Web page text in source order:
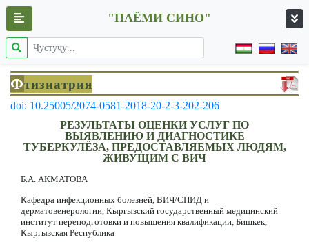
"ПАЁМИ СИНО"
Фтизиатрия
doi: 10.25005/2074-0581-2018-20-2-3-202-206
РЕЗУЛЬТАТЫ ОЦЕНКИ УСЛУГ ПО
ВЫЯВЛЕНИЮ И ДИАГНОСТИКЕ
ТУБЕРКУЛЁЗА, ПРЕДОСТАВЛЯЕМЫХ ЛЮДЯМ,
ЖИВУЩИМ С ВИЧ
Б.А. АКМАТОВА
Кафедра инфекционных болезней, ВИЧ/СПИД и
дерматовенерологии, Кыргызский государственный медицинский
институт переподготовки и повышения квалификации, Бишкек,
Кыргызская Республика